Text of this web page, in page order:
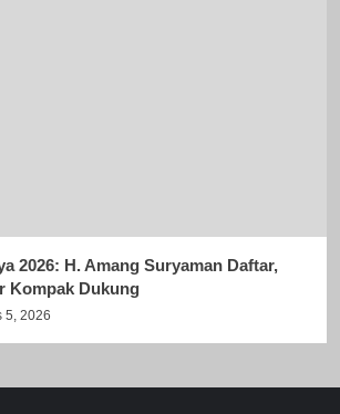
2026: H. Amang Suryaman Daftar,
Kompak Dukung
5, 2026